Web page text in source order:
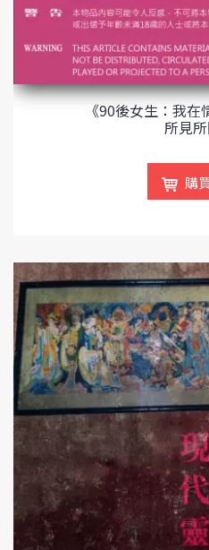
《90後女生：我
所見所
購